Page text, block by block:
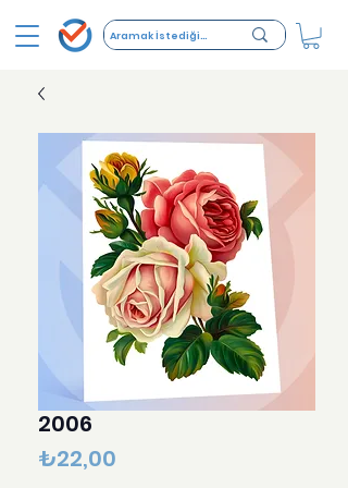
2006
₺22,00